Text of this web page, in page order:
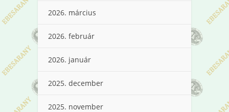
2026. március
2026. február
2026. január
2025. december
2025. november